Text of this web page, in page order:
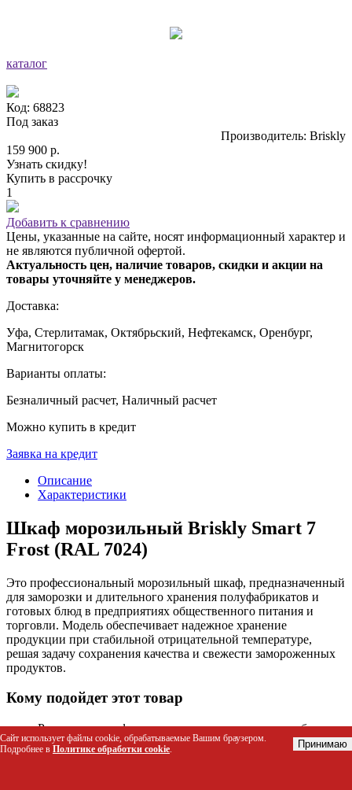
каталог
Код: 68823
Под заказ
Производитель: Briskly
159 900 р.
Узнать скидку!
Купить в рассрочку
1
Добавить к сравнению
Цены, указанные на сайте, носят информационный характер и
не являются публичной офертой.
Актуальность цен, наличие товаров, скидки и акции на
товары уточняйте у менеджеров.
Доставка:
Уфа, Стерлитамак, Октябрьский, Нефтекамск, Оренбург,
Магнитогорск
Варианты оплаты:
Безналичный расчет, Наличный расчет
Можно купить в кредит
Заявка на кредит
Описание
Характеристики
Шкаф морозильный Briskly Smart 7
Frost (RAL 7024)
Это профессиональный морозильный шкаф, предназначенный
для заморозки и длительного хранения полуфабрикатов и
готовых блюд в предприятиях общественного питания и
торговли. Модель обеспечивает надежное хранение
продукции при стабильной отрицательной температуре,
решая задачу сохранения качества и свежести замороженных
продуктов.
Кому подойдет этот товар
Рестораны и кафе для хранения запасов мяса, рыбы и
полуфабрикатов.
Магазины и супермаркеты для демонстрации и продажи
Сайт использует файлы cookie, обрабатываемые Вашим браузером.
Подробнее в Политике обработки cookie. Принимаю